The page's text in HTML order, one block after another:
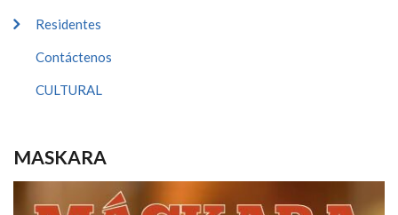
Residentes
Contáctenos
CULTURAL
MASKARA